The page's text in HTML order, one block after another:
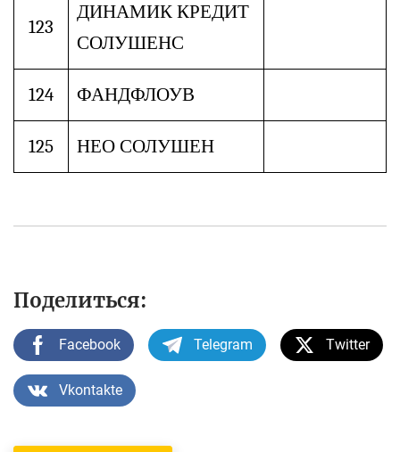
123
ДИНАМИК КРЕДИТ
СОЛУШЕНС
124 ФАНДФЛОУВ
125 НЕО СОЛУШЕН
Поделиться:
Facebook Telegram Twitter
Vkontakte